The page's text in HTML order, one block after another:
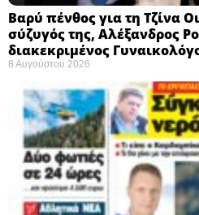
Βαρύ πένθος για τη Τζίνα
σύζυγός της, Αλέξανδρος
διακεκριμένος
8 Αυγούστου 2026